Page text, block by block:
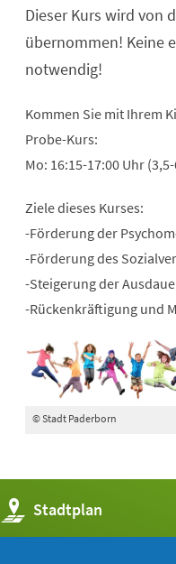
Dieser Kurs wird von
übernommen! Keine
notwendig!
Kommen Sie mit Ihrem
Probe-Kurs:
Mo: 16:15-17:00 Uhr
Ziele dieses Kurses:
-Förderung der
-Förderung des
-Steigerung der
-Rückenkräftigung und
© Stadt Paderborn
Stadtplan
(Öffnet
in
einem